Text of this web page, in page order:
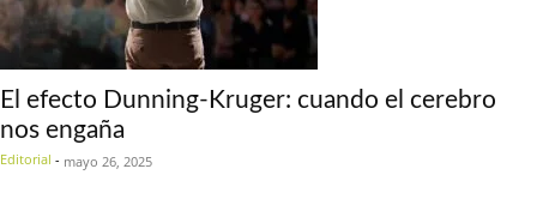
El efecto Dunning-Kruger: cuando el cerebro
nos engaña
Editorial - mayo 26, 2025